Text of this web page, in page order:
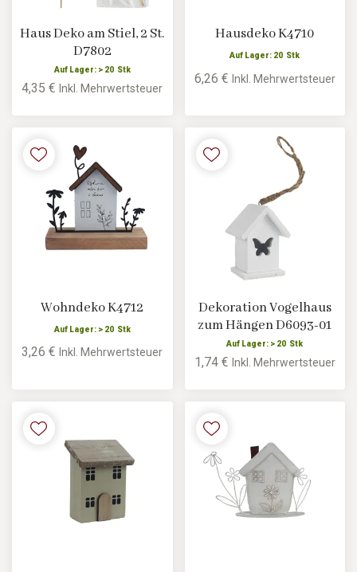
Haus Deko am Stiel, 2 St.
D7802
Auf Lager: > 20 Stk
4,35 €Inkl. Mehrwertsteuer
Hausdeko K4710
Auf Lager: 20 Stk
6,26 € Inkl. Mehrwertsteuer
Wohndeko K4712
Auf Lager: > 20 Stk
3,26 €Inkl. Mehrwertsteuer
Dekoration Vogelhaus
zum Hängen D6093-01
Auf Lager: > 20 Stk
1,74 € Inkl. Mehrwertsteuer